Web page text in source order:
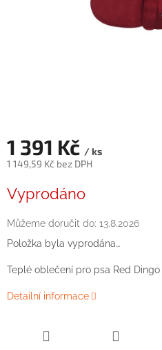
1 391 Kč / ks
1 149,59 Kč bez DPH
cena:
Vyprodáno
Můžeme doručit do: 13.8.2026
Položka byla vyprodána…
Teplé oblečení pro psa Red Dingo
Detailní informace